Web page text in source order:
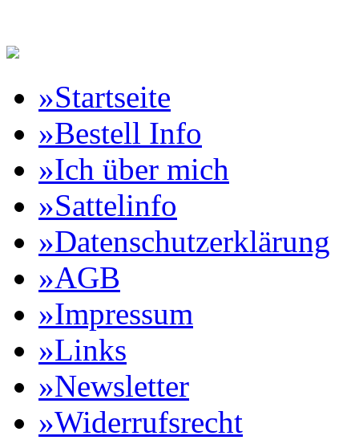
Reitartikelbörse Online
»Startseite
»Bestell Info
»Ich über mich
»Sattelinfo
»Datenschutzerklärung
»AGB
»Impressum
»Links
»Newsletter
»Widerrufsrecht